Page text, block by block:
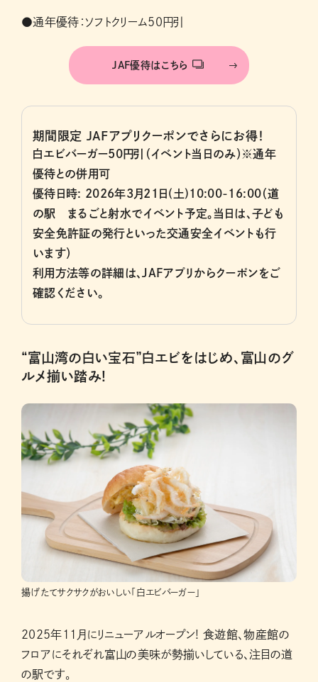
●通年優待：ソフトクリーム50円引
JAF優待はこちら
期間限定 JAFアプリクーポンでさらにお得！
白エビバーガー50円引（イベント当日のみ）※通年
優待との併用可
優待日時: 2026年3月21日(土)10:00-16:00（道
の駅 まるごと射水でイベント予定。当日は、子ども
安全免許証の発行といった交通安全イベントも行
います）
利用方法等の詳細は、JAFアプリからクーポンをご
確認ください。
“富山湾の白い宝石”白エビをはじめ、富山のグ
ルメ揃い踏み!
揚げたてサクサクがおいしい「白エビバーガー」
2025年11月にリニューアルオープン! 食遊館、物産館の
フロアにそれぞれ富山の美味が勢揃いしている、注目の道
の駅です。